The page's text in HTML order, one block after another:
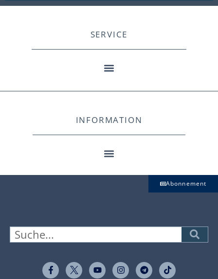
SERVICE
INFORMATION
Abonnement